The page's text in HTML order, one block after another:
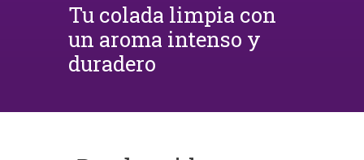
Tu colada limpia con
un aroma intenso y
duradero